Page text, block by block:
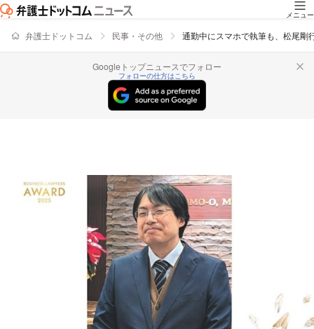
メニュー
弁護士ドットコム 民事・その他 通勤中にスマホで執筆も、松尾剛
Googleトップニュースでフォロー
フォローの仕方はこちら